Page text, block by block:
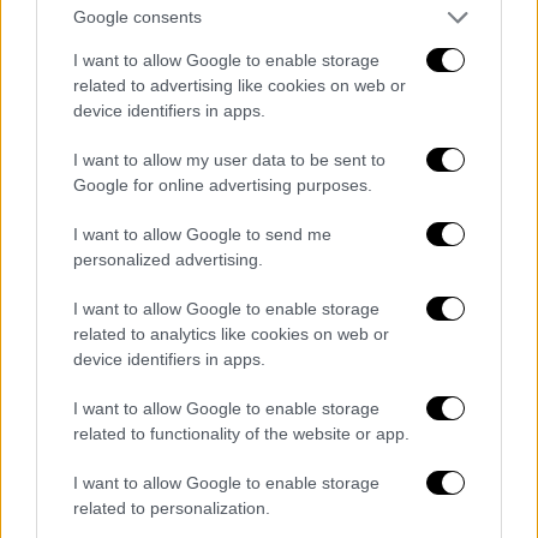
Google consents
I want to allow Google to enable storage
related to advertising like cookies on web or
device identifiers in apps.
I want to allow my user data to be sent to
Google for online advertising purposes.
I want to allow Google to send me
personalized advertising.
I want to allow Google to enable storage
related to analytics like cookies on web or
device identifiers in apps.
I want to allow Google to enable storage
related to functionality of the website or app.
I want to allow Google to enable storage
related to personalization.
Συγκεκριμένα, οι διεπιστημονικές ομάδες
επιτόπιων παρεμβάσεων με έξι βάρδιες (από
06.00-14.00, 14.00-22.00, 22.00-06.00
βρίσκονται στους στους δρόμους της πόλης,
προτρέποντας τους άστεγους συμπολίτες
μας να βρουν ένα ζεστό κρεβάτι στο
Υπνωτήριο του Πολυδύναμου Κέντρου
Αστέγων του Δήμου.
Παράλληλα,θα μοιράζουν κουβέρτες,
μπουφάν, ζεστό τσάι, σταφίδες, φρυγανιές
, προσφέροντας πλήρη
βοήθεια σε όσους δυσκολεύονται να
μεταφερθούν στους θερμαινόμενους
χώρους.
Το τηλεφωνικό κέντρο του Κέντρου